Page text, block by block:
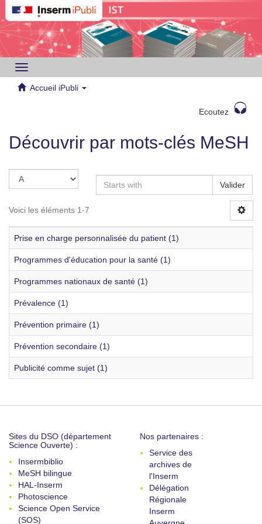
Toggle
navigation
Accueil iPubli
Ecoutez
Découvrir par mots-clés MeSH
Valider
Voici les éléments 1-7
Prise en charge personnalisée du patient (1)
Programmes d'éducation pour la santé (1)
Programmes nationaux de santé (1)
Prévalence (1)
Prévention primaire (1)
Prévention secondaire (1)
Publicité comme sujet (1)
Sites du DSO (département
Science Ouverte) :
Insermbiblio
MeSH bilingue
HAL-Inserm
Photoscience
Science Open Service
(SOS)
Nos partenaires :
Service des
archives de
l'Inserm
Délégation
Régionale
Inserm